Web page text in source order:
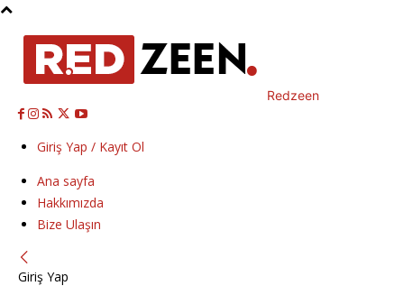
Redzeen
Giriş Yap / Kayıt Ol
Ana sayfa
Hakkımızda
Bize Ulaşın
Giriş Yap